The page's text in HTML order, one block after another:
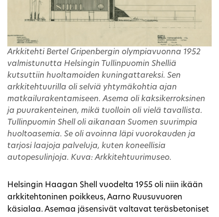
Arkkitehti Bertel Gripenbergin olympiavuonna 1952
valmistunutta Helsingin Tullinpuomin Shelliä
kutsuttiin huoltamoiden kuningattareksi. Sen
arkkitehtuurilla oli selviä yhtymäkohtia ajan
matkailurakentamiseen. Asema oli kaksikerroksinen
ja puurakenteinen, mikä tuolloin oli vielä tavallista.
Tullinpuomin Shell oli aikanaan Suomen suurimpia
huoltoasemia. Se oli avoinna läpi vuorokauden ja
tarjosi laajoja palveluja, kuten koneellisia
autopesulinjoja. Kuva: Arkkitehtuurimuseo.
Helsingin Haagan Shell vuodelta 1955 oli niin ikään
arkkitehtoninen poikkeus, Aarno Ruusuvuoren
käsialaa. Asemaa jäsensivät valtavat teräsbetoniset